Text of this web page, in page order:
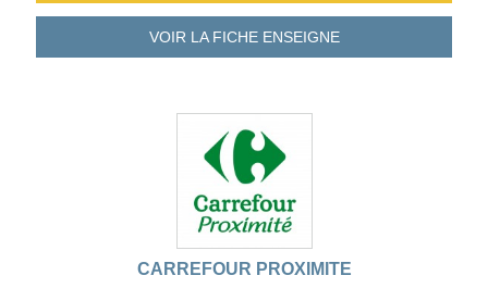
VOIR LA FICHEENSEIGNE
CARREFOUR PROXIMITE